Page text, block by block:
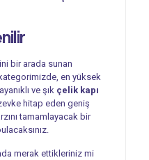
bir arada sunan
en yüksek
ve şık çelik kapı
hitap eden geniş
tamamlayacak bir
merak ettikleriniz mi